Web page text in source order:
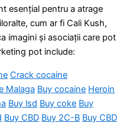
esențial pentru a atrage
cum ar fi Cali Kush,
imagini și asociații care pot
pot include:
Crack cocaine
Malaga Buy cocaine Heroin
Buy lsd Buy coke Buy
Buy CBD Buy 2C-B Buy CBD